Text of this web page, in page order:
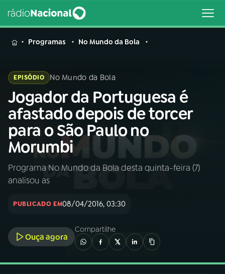
MENU
Buscar
na
Rádio
Nacional
Buscar
AO VIVO
01INÍCIO
PROGRAMAÇÃO
Programas No Mundo da Bola
EPISÓDIO No Mundo da Bola
Jogador da Portuguesa é
afastado depois de torcer
para o São Paulo no
Morumbi
Programa No Mundo da Bola desta quinta-feira (7)
analisou as
PUBLICADO EM08/04/2016, 03:30
Ouça agora
Compartilhe